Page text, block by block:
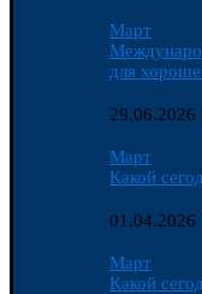
Март
для
29.06.2026
Март
Какой
01.04.2026
Март
Какой